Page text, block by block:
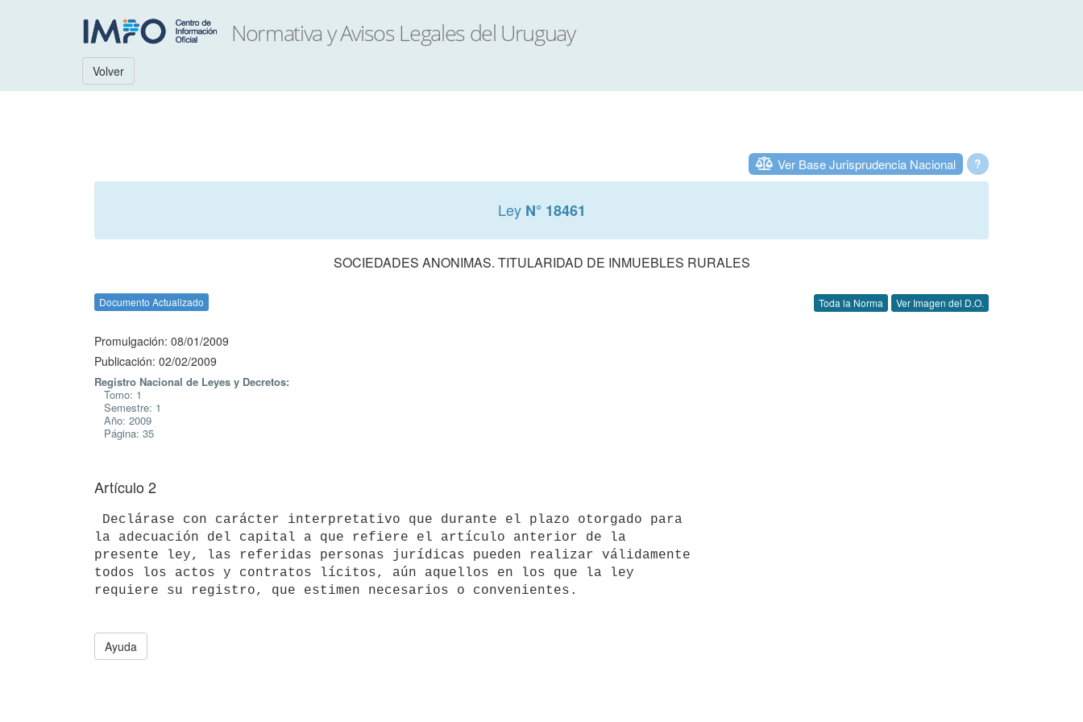
Volver
?
Ver Base Jurisprudencia Nacional
Ley N° 18461
SOCIEDADES ANONIMAS. TITULARIDAD DE INMUEBLES RURALES
Documento Actualizado Toda la Norma Ver Imagen del D.O.
Promulgación: 08/01/2009
Publicación: 02/02/2009
Registro Nacional de Leyes y Decretos:
Tomo: 1
Semestre: 1
Año: 2009
Página: 35
Artículo 2
la adecuación del capital a que refiere el artículo anterior de la
presente ley, las referidas personas jurídicas pueden realizar válidamente
todos los actos y contratos lícitos, aún aquellos en los que la ley
requiere su registro, que estimen necesarios o convenientes.
Ayuda